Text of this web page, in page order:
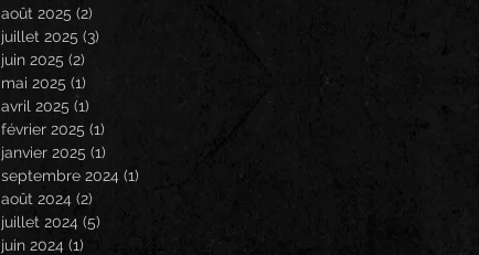
août 2025 (2)
juillet 2025 (3)
juin 2025 (2)
mai 2025 (1)
avril 2025 (1)
février 2025 (1)
janvier 2025 (1)
septembre 2024 (1)
août 2024 (2)
juillet 2024 (5)
juin 2024 (1)